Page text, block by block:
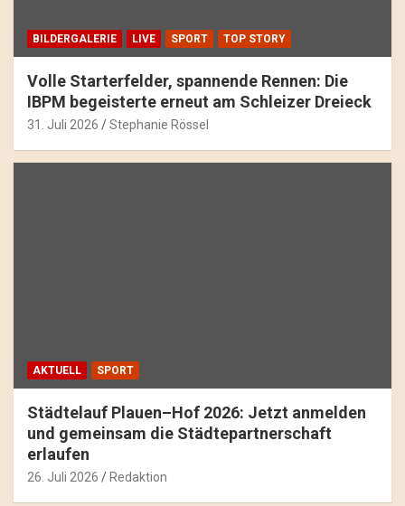
BILDERGALERIE LIVE SPORT TOP STORY
Volle Starterfelder, spannende Rennen: Die
IBPM begeisterte erneut am Schleizer Dreieck
31. Juli 2026 Stephanie Rössel
AKTUELL SPORT
Städtelauf Plauen–Hof 2026: Jetzt anmelden
und gemeinsam die Städtepartnerschaft
erlaufen
26. Juli 2026 Redaktion